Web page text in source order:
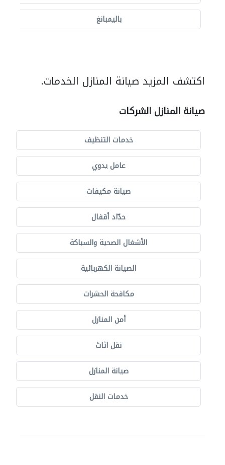
باليمبانغ
اكتشف المزيد صيانة المنازل الخدمات.
صيانة المنازل الشركات
خدمات التنظيف
عامل يدوي
صيانة مكيفات
حدّاد أقفال
الأشغال الصحية والسباكة
الصيانة الكهربائية
مكافحة الحشرات
أمن المنازل
نقل اثاث
صيانة المنازل
خدمات النقل